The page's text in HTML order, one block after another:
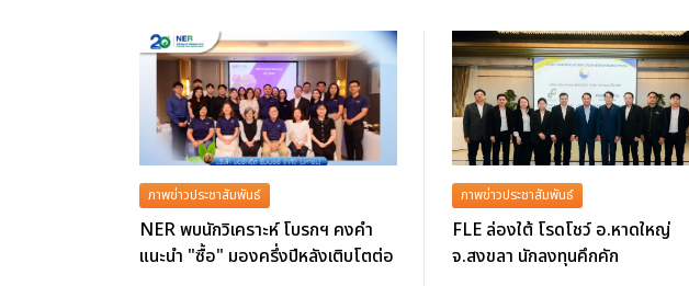
ภาพข่าวประชาสัมพันธ์
NER พบนักวิเคราะห์ โบรกฯ คงคำ
แนะนำ "ซื้อ" มองครึ่งปีหลังเติบโตต่อ
ภาพข่าวประชาสัมพันธ์
FLE ล่องใต้ โรดโชว์ อ.หาดใหญ่
จ.สงขลา นักลงทุนคึกคัก